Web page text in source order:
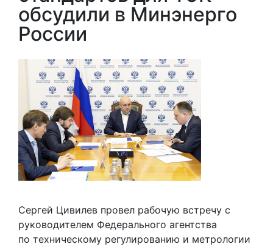
обсудили в Минэнерго
России
Сергей Цивилев провел рабочую встречу с
руководителем Федерального агентства
по техническому регулированию и метрологии